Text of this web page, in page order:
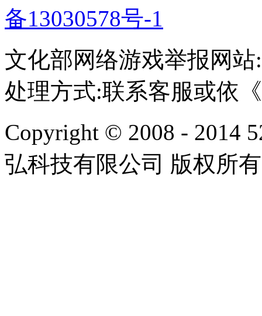
备13030578号-1
文化部网络游戏举报网站
处理方式:联系客服或依
Copyright © 2008 - 2014
弘科技有限公司 版权所有